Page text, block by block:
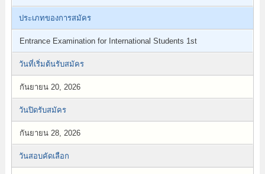
ประเภทของการสมัคร
Entrance Examination for International Students 1st
วันที่เริ่มต้นรับสมัคร
กันยายน 20, 2026
วันปิดรับสมัคร
กันยายน 28, 2026
วันสอบคัดเลือก